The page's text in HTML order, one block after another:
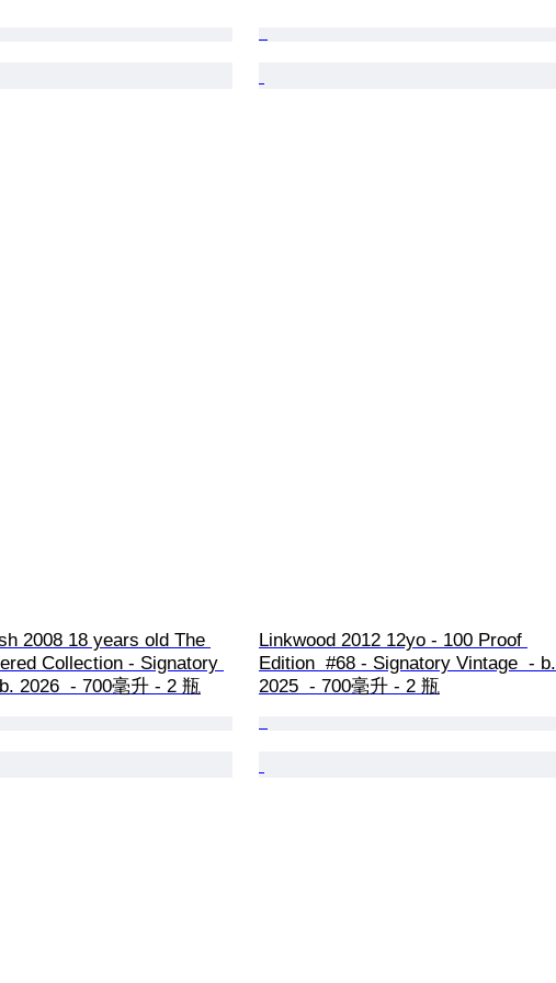
2008 18 years old The
Collection - Signatory
2026  - 700毫升 - 2 瓶
Linkwood 2012 12yo - 100 Proof
Edition  #68 - Signatory Vintage  - b.
2025  - 700毫升 - 2 瓶